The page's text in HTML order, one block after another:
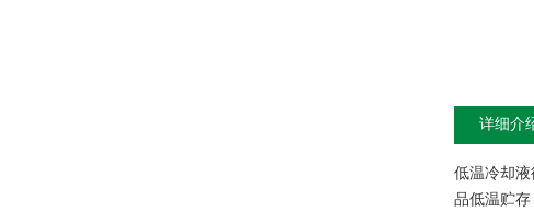
详细介
低温冷却
品低温贮存